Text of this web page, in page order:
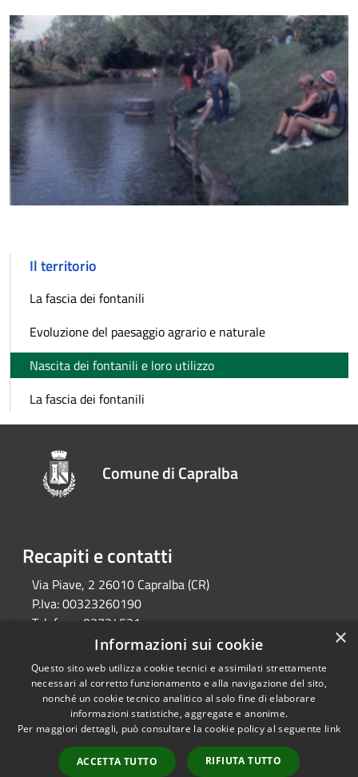
Il territorio
La fascia dei fontanili
Evoluzione del paesaggio agrario e naturale
Nascita dei fontanili e loro utilizzo
La fascia dei fontanili
Comune di Capralba
Recapiti e contatti
Via Piave, 2 26010 Capralba (CR)
P.Iva:00323260190
Telefono: 03734521
segreteria@comune.capralba.cr.it
Pec:
pec@pec.comune.capralba.cr.it
Accessibilità
Copyright © 2026 • Comune di
Capralba • Powered by
Municipium•
Accesso
×
Informazioni sui cookie
Questo sito web utilizza cookie tecnici e assimilati strettamente
necessari al corretto funzionamento e alla navigazione del sito,
nonché un cookie tecnico analitico al solo fine di elaborare
informazioni statistiche, aggregate e anonime.
Per maggiori dettagli, può consultare la cookie policy al seguente link
ACCETTA TUTTO RIFIUTA TUTTO